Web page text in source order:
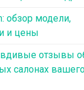
обзор модели,
и цены
отзывы
салонах